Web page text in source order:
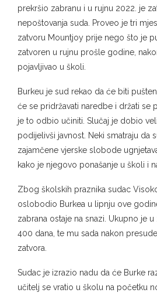
prekršio zabranu i u rujnu 2022. je
nepoštovanja suda. Proveo je tri
zatvoru Mountjoy prije nego što je
zatvoren u rujnu prošle godine,
pojavljivao u školi.
Burkeu je sud rekao da će biti
će se pridržavati naredbe i držati se
je to odbio učiniti. Slučaj je dobio
podijelivši javnost. Neki smatraju da
zajamčene vjerske slobode
kako je njegovo ponašanje u školi i
Zbog školskih praznika sudac
oslobodio Burkea u lipnju ove
zabrana ostaje na snazi. Ukupno je
400 dana, te mu sada nakon
zatvora.
Sudac je izrazio nadu da će Burke
učitelj se vratio u školu na početku